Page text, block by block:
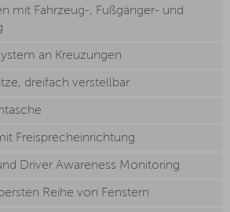
mit Fahrzeug-, Fußgänger- und
an Kreuzungen
dreifach verstellbar
Freisprecheinrichtung
Driver Awareness Monitoring
Reihe von Fenstern